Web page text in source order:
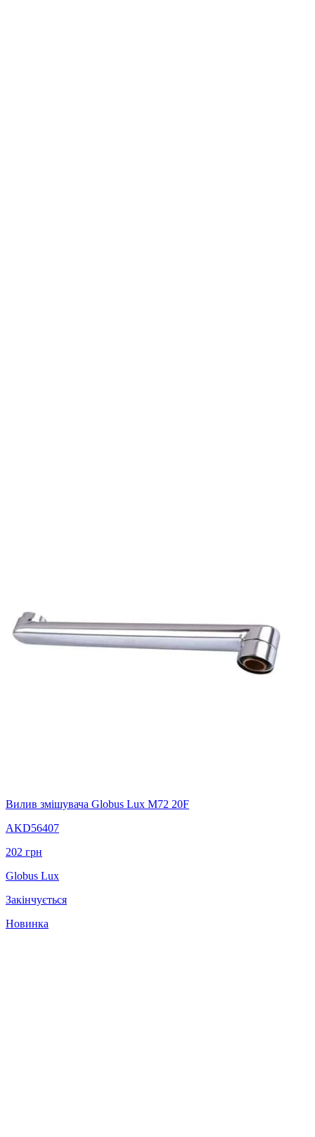
Вилив змішувача Globus Lux M72 20F
AKD56407
202 грн
Globus Lux
Закінчується
Новинка